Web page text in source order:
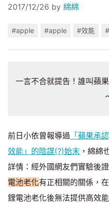
2017/12/26 by 綿綿
#apple #apple #效能
一言不合就提告！誰叫蘋
前日小依曾報導過 「蘋果承
效能」的陰謀(?)始末 ，綿綿
詳情：經外國網友們實驗後
電池老化有正相關的關係，
鋰電池老化後無法提供高效